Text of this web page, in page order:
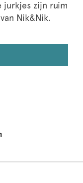
jurkjes zijn ruim
Nik&Nik.